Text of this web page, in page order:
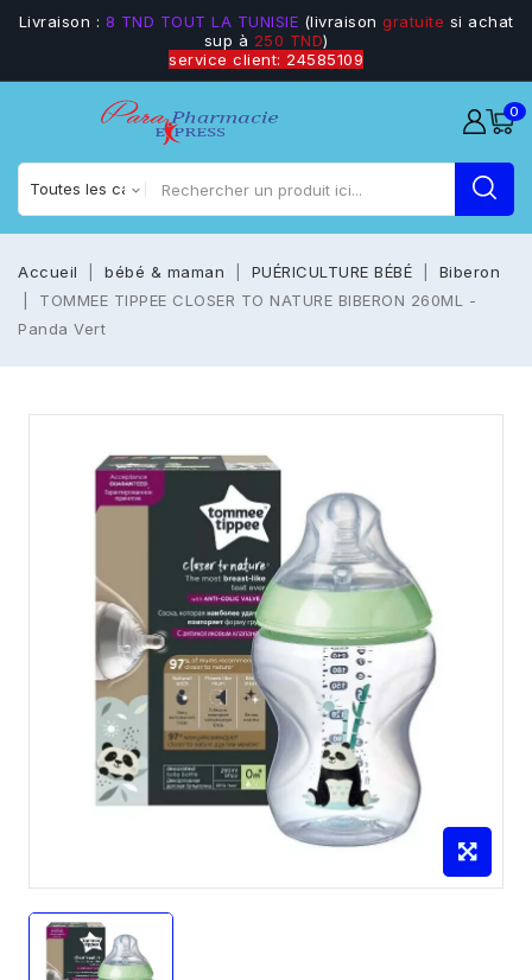
Livraison : 8 TND TOUT LA TUNISIE (livraison gratuite si achat
sup à 250 TND)
service client: 24585109
0
Accueil bébé & maman PUÉRICULTURE BÉBÉ
Biberon
TOMMEE TIPPEE CLOSER TO NATURE BIBERON 260ML -
Panda Vert